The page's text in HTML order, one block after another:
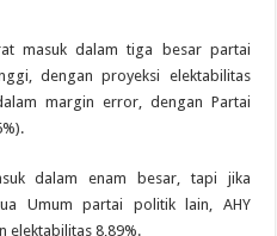
masuk dalam tiga besar partai
dengan proyeksi elektabilitas
margin error, dengan Partai
dalam enam besar, tapi jika
Umum partai politik lain, AHY
elektabilitas 8,89%.